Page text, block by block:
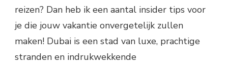
reizen? Dan heb ik een aantal insider tips voor
je die jouw vakantie onvergetelijk zullen
maken! Dubai is een stad van luxe, prachtige
stranden en indrukwekkende